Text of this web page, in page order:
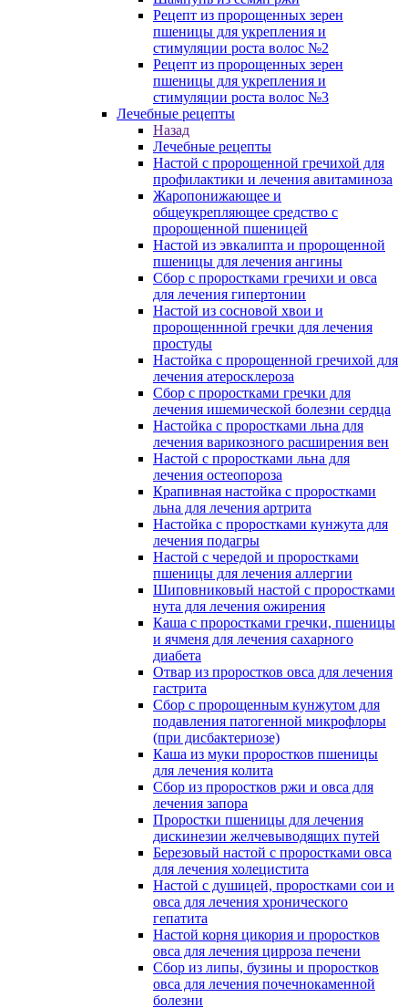
Рецепт из пророщенных зерен
пшеницы для укрепления и
стимуляции роста волос №2
Рецепт из пророщенных зерен
пшеницы для укрепления и
стимуляции роста волос №3
Лечебные рецепты
Назад
Лечебные рецепты
Настой с пророщенной гречихой для
профилактики и лечения авитаминоза
Жаропонижающее и
общеукрепляющее средство с
пророщенной пшеницей
Настой из эвкалипта и пророщенной
пшеницы для лечения ангины
Сбор с проростками гречихи и овса
для лечения гипертонии
Настой из сосновой хвои и
пророщеннной гречки для лечения
простуды
Настойка с пророщенной гречихой для
лечения атеросклероза
Сбор с проростками гречки для
лечения ишемической болезни сердца
Настойка с проростками льна для
лечения варикозного расширения вен
Настой с проростками льна для
лечения остеопороза
Крапивная настойка с проростками
льна для лечения артрита
Настойка с проростками кунжута для
лечения подагры
Настой с чередой и проростками
пшеницы для лечения аллергии
Шиповниковый настой с проростками
нута для лечения ожирения
Каша с проростками гречки, пшеницы
и ячменя для лечения сахарного
диабета
Отвар из проростков овса для лечения
гастрита
Сбор с пророщенным кунжутом для
подавления патогенной микрофлоры
(при дисбактериозе)
Каша из муки проростков пшеницы
для лечения колита
Сбор из проростков ржи и овса для
лечения запора
Проростки пшеницы для лечения
дискинезии желчевыводящих путей
Березовый настой с проростками овса
для лечения холецистита
Настой с душицей, проростками сои и
овса для лечения хронического
гепатита
Настой корня цикория и проростков
овса для лечения цирроза печени
Сбор из липы, бузины и проростков
овса для лечения почечнокаменной
болезни